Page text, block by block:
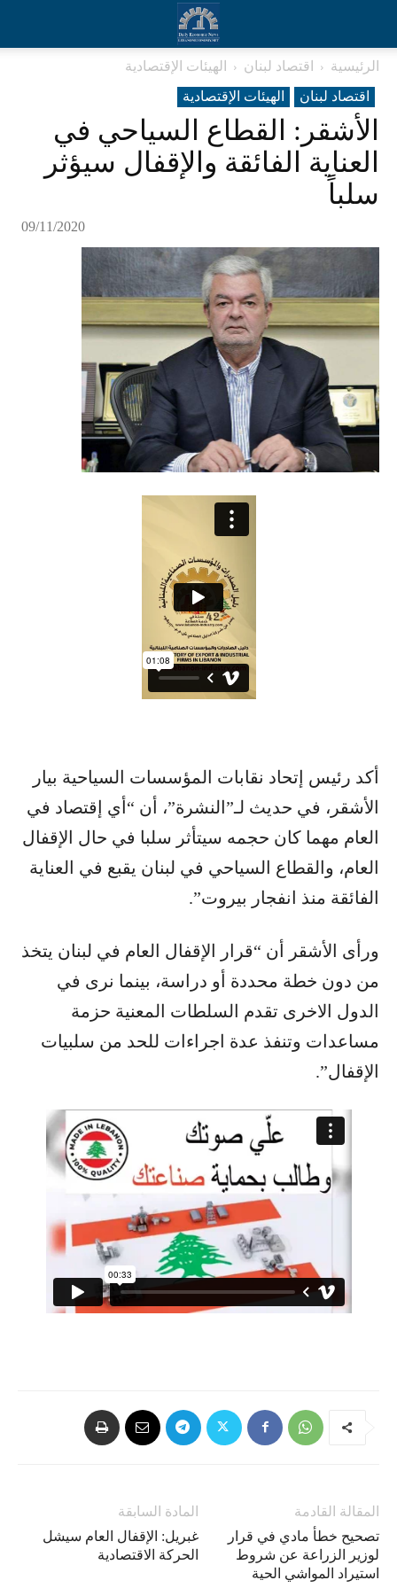
الرئيسية اقتصاد لبنان
الهيئات الإقتصادية
اقتصاد لبنان
الهيئات الإقتصادية
الأشقر: القطاع السياحي في
العناية الفائقة والإقفال سيؤثر
سلباً
09/11/2020
أكد رئيس إتحاد نقابات ​المؤسسات السياحية​ ​بيار
الأشقر​، في حديث لـ”النشرة”، أن “أي إقتصاد في
العام مهما كان حجمه سيتأثر سلبا في حال ​الإقفال​
العام، والقطاع السياحي في ​لبنان​ يقبع في العناية
الفائقة منذ ​انفجار بيروت​”.
ورأى الأشقر أن “قرار الإقفال العام في لبنان يتخذ
من دون خطة محددة أو دراسة، بينما نرى في
الدول الاخرى تقدم السلطات المعنية حزمة ​
مساعدات​ وتنفذ عدة اجراءات للحد من سلبيات
الإقفال”.
المادة السابقة
غبريل: الإقفال العام سيشل
الحركة الاقتصادية
المقالة القادمة
تصحيح خطأ مادي في قرار
لوزير الزراعة عن شروط
استيراد المواشي الحية